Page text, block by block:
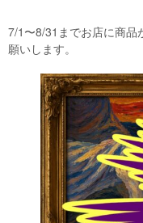
Blog
Contact
7/1〜8/31までお店に商品
願いします。